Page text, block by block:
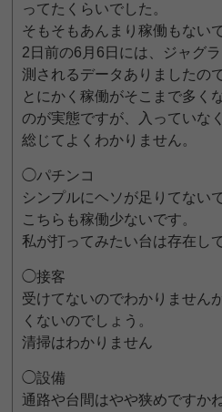
ってたくらいでした。
そもそもあんまり稼働もない
2日前の6月6日には、ジャグ
測されるデータありましたの
とにかく稼働がそこまで多く
のが実態ですが、入っていな
総じてよくわかりません。
◯パチンコ
シンプルにヘソが足りてない
こちらも稼働少ないです。
私が打ってみたい台は存在し
◯接客
受けてないのでわかりません
くないのでしょう。
清掃はわかりません
◯設備
通路や台間はやや狭めですかね